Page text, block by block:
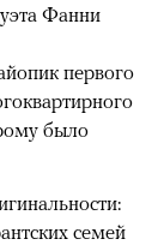
Фанни
первого
было
семей